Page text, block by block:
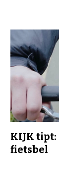
KIJK tipt:
fietsbel